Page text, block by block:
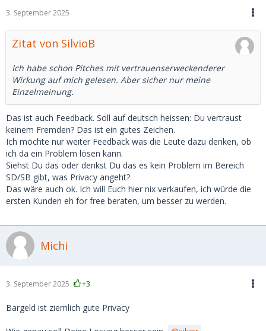
3. September 2025
Zitat von SilvioB
Ich habe schon Pitches mit vertrauenserweckenderer
Wirkung auf mich gelesen. Aber sicher nur meine
Einzelmeinung.
Das ist auch Feedback. Soll auf deutsch heissen: Du vertraust
keinem Fremden? Das ist ein gutes Zeichen.
Ich möchte nur weiter Feedback was die Leute dazu denken, ob
ich da ein Problem lösen kann.
Siehst Du das oder denkst Du das es kein Problem im Bereich
SD/SB gibt, was Privacy angeht?
Das wäre auch ok. Ich will Euch hier nix verkaufen, ich würde die
ersten Kunden eh for free beraten, um besser zu werden.
Michi
3. September 2025 +3
Bargeld ist ziemlich gute Privacy